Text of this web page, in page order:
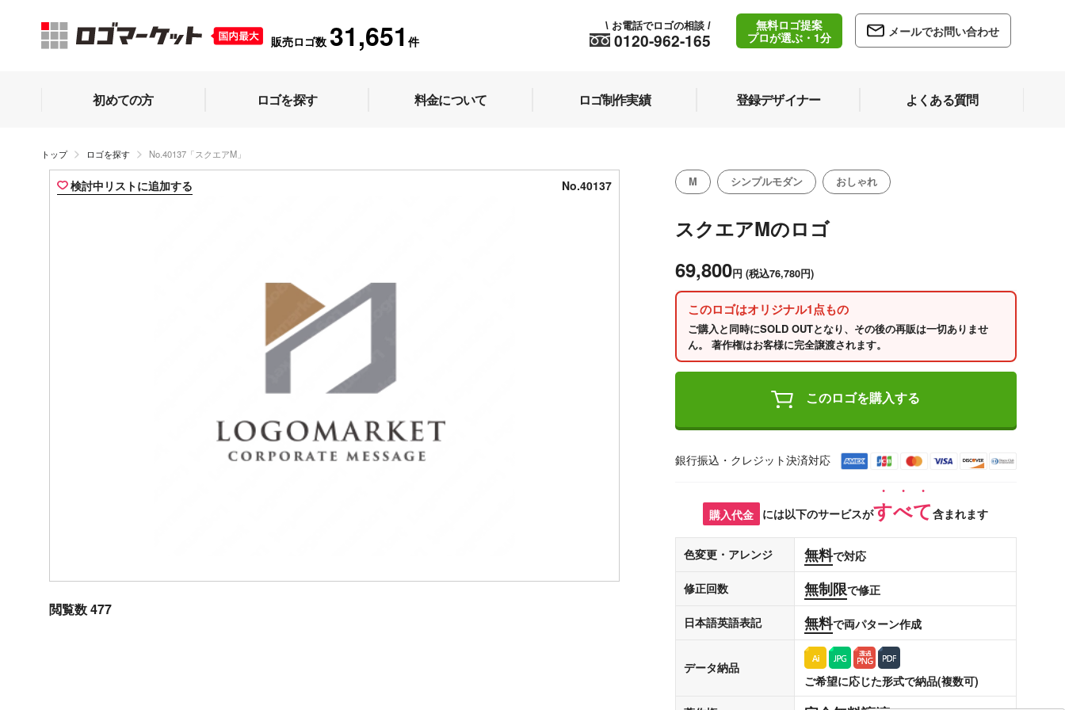
販売ロゴ数 31,651 件 0120-962-165
\ お電話でロゴの相談 /
無料ロゴ提案
プロが選ぶ・1分
メールでお問い合わせ
初めての方 ロゴを探す 料金について ロゴ制作実績 登録デザイナー よくある質問
トップ ロゴを探す No.40137「スクエアM」
検討中リストに追加する No.40137
閲覧数 477
M シンプルモダン おしゃれ
スクエアMのロゴ
69,800円 (税込76,780円)
このロゴはオリジナル1点もの
ご購入と同時にSOLD OUTとなり、その後の再販は一切ありませ
ん。 著作権はお客様に完全譲渡されます。
このロゴを購入する
銀行振込・クレジット決済対応
購入代金 には以下のサービスがすべて含まれます
色変更・アレンジ 無料で対応
修正回数 無制限で修正
日本語英語表記 無料で両パターン作成
データ納品
ご希望に応じた形式で納品(複数可)